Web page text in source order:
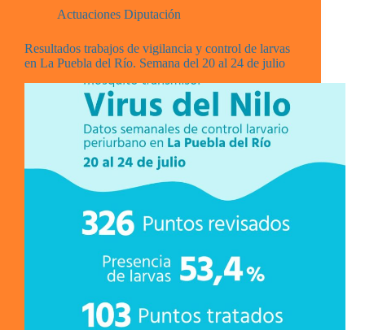
Actuaciones Diputación
Resultados trabajos de vigilancia y control de larvas
en La Puebla del Río. Semana del 20 al 24 de julio